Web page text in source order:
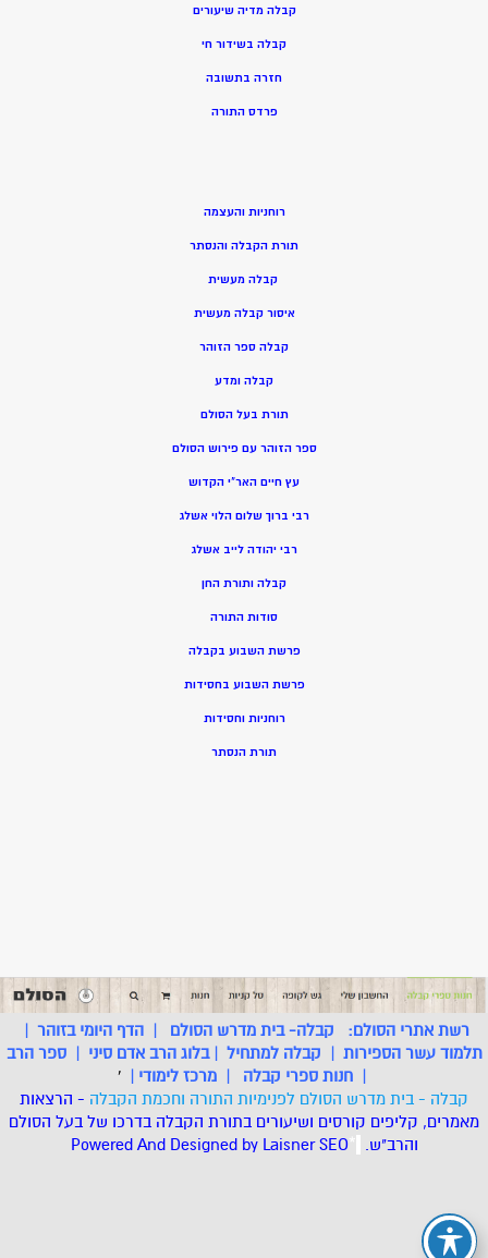
קבלה מדיה שיעורים
קבלה בשידור חי
חזרה בתשובה
פרדס התורה
רוחניות והעצמה
תורת הקבלה והנסתר
קבלה מעשית
איסור קבלה מעשית
קבלה ספר הזוהר
קבלה ומדע
תורת בעל הסולם
ספר הזוהר עם פירוש הסולם
עץ חיים האר”י הקדוש
רבי ברוך שלום הלוי אשלג
רבי יהודה לייב אשלג
קבלה ותורת החן
סודות התורה
פרשת השבוע בקבלה
פרשת השבוע בחסידות
רוחניות וחסידות
תורת הנסתר
רשת אתרי הסולם: קבלה- בית מדרש הסולם |הדף היומי בזוהר |
תלמוד עשר הספירות | קבלה למתחיל |בלוג הרב אדם סיני |ספר הרב
| חנות ספרי קבלה | מרכז לימודי |
'
קבלה - בית מדרש הסולם לפנימיות התורה וחכמת הקבלה - הרצאות
מאמרים, קליפים קורסים ושיעורים בתורת הקבלה בדרכו של בעל הסולם
והרב"ש. *
Powered And Designed by LaisnerSEO